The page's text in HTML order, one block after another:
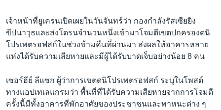
เจ้าหน้าที่ยูเครนเปิดเผยในวันจันทร์ว่า กองกำลังรัสเซียยิง
ขีปนาวุธและส่งโดรนจำนวนหนึ่งเข้ามาโจมตีเขตปกครองดนิ
โปรเพตรอฟสก์ในช่วงข้ามคืนที่ผ่านมา ส่งผลให้อาคารหลาย
แห่งได้รับความเสียหายและมีผู้ได้รับบาดเจ็บอย่างน้อย 8 คน
เซอร์ฮีย์ ลีแซก ผู้ว่าการเขตดนิโปรเพตรอฟสก์ ระบุในโพสต์
ทางแอปเทเลแกรมว่า พื้นที่ที่ได้รับความเสียหายจากการโจมตี
ครั้งนี้มีทั้งอาคารที่พักอาศัยของประชาชนและพาหนะต่าง ๆ